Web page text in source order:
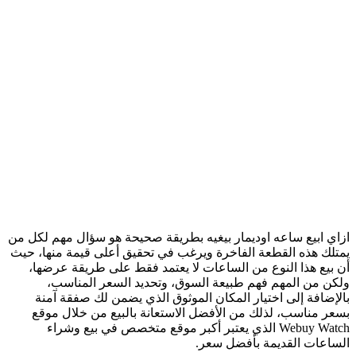
ازاي ابيع ساعه اوديمار بيغيه بطريقة صحيحة هو سؤال مهم لكل من
يمتلك هذه القطعة الفاخرة ويرغب في تحقيق أعلى قيمة منها، حيث
أن بيع هذا النوع من الساعات لا يعتمد فقط على طريقة عرضها،
ولكن من المهم فهم طبيعة السوق، وتحديد السعر المناسب،
بالإضافة إلى اختيار المكان الموثوق الذي يضمن لك صفقة آمنة
بسعر مناسب، لذلك من الأفضل الاستعانة بالبيع من خلال موقع
Webuy Watch الذي يعتبر أكبر موقع متخصص في بيع وشراء
الساعات القديمة بأفضل سعر.